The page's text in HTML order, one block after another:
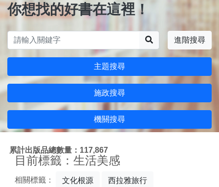
你想找的好書在這裡！
進階搜尋
主題搜尋
施政搜尋
機關搜尋
累計出版品總數量：117,867
目前標籤：生活美感
相關標籤： 文化根源 西拉雅旅行